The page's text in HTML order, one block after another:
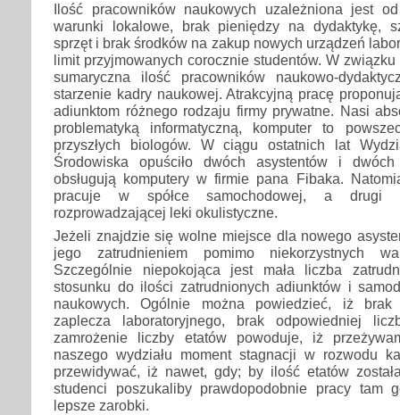
Ilość pracowników naukowych uzależniona jest
warunki lokalowe, brak pieniędzy na dydaktykę,
sprzęt i brak środków na zakup nowych urządzeń
limit przyjmowanych corocznie studentów. W
sumaryczna ilość pracowników naukowo-
starzenie kadry naukowej. Atrakcyjną pracę
adiunktom różnego rodzaju firmy prywatne. Nasi
problematyką informatyczną, komputer to
przyszłych biologów. W ciągu ostatnich lat
Środowiska opuściło dwóch asystentów i dwóch
obsługują komputery w firmie pana Fibaka.
pracuje w spółce samochodowej, a drugi
rozprowadzającej leki okulistyczne.
Jeżeli znajdzie się wolne miejsce dla nowego
jego zatrudnieniem pomimo niekorzystnych
Szczególnie niepokojąca jest mała liczba
stosunku do ilości zatrudnionych adiunktów i
naukowych. Ogólnie można powiedzieć, iż
zaplecza laboratoryjnego, brak odpowiedniej
zamrożenie liczby etatów powoduje, iż
naszego wydziału moment stagnacji w rozwodu
przewidywać, iż nawet, gdy; by ilość etatów
studenci poszukaliby prawdopodobnie pracy tam
lepsze zarobki.